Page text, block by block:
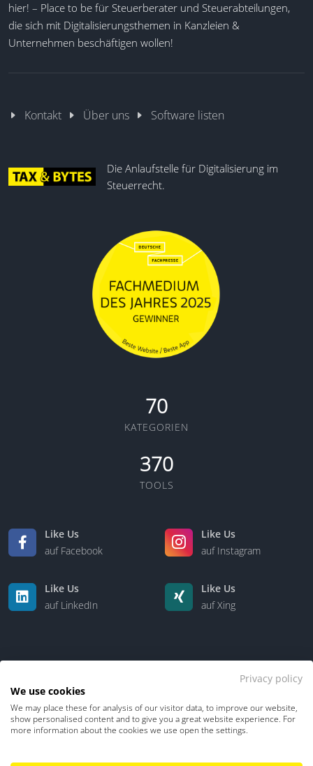
hier! – Place to be für Steuerberater und Steuerabteilungen,
die sich mit Digitalisierungsthemen in Kanzleien &
Unternehmen beschäftigen wollen!
Kontakt Über uns Software listen
Die Anlaufstelle für Digitalisierung im
Steuerrecht.
70
KATEGORIEN
370
TOOLS
Like Us
auf Facebook
Like Us
auf Instagram
Like Us
auf LinkedIn
Like Us
auf Xing
Kontakt Über uns
Privacy policy
We use cookies
We may place these for analysis of our visitor data, to improve our website,
show personalised content and to give you a great website experience. For
more information about the cookies we use open the settings.